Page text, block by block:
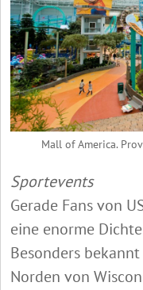
Mall of America.
Sportevents
Gerade Fans von
eine enorme
Besonders
Norden von